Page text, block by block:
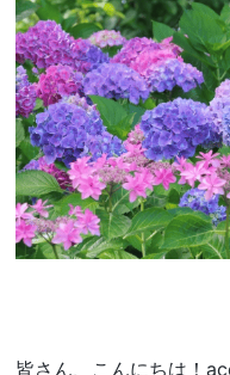
皆さん、こんにちは！